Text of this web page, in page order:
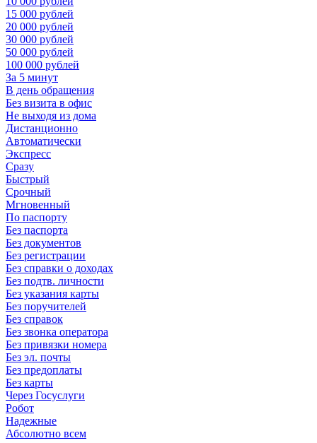
15 000 рублей
20 000 рублей
30 000 рублей
50 000 рублей
100 000 рублей
За 5 минут
В день обращения
Без визита в офис
Не выходя из дома
Дистанционно
Автоматически
Экспресс
Сразу
Быстрый
Срочный
Мгновенный
По паспорту
Без паспорта
Без документов
Без регистрации
Без справки о доходах
Без подтв. личности
Без указания карты
Без поручителей
Без справок
Без звонка оператора
Без привязки номера
Без эл. почты
Без предоплаты
Без карты
Через Госуслуги
Робот
Надежные
Абсолютно всем